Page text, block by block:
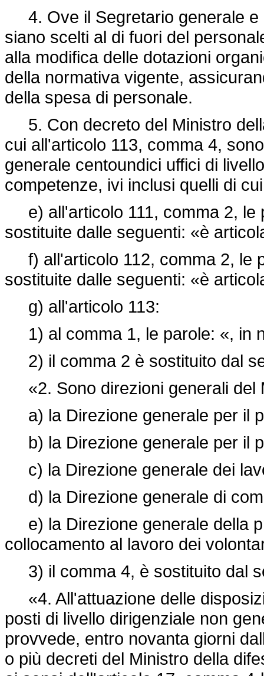
4. Ove il Segretario generale e
siano scelti al di fuori del
alla modifica delle dotazioni
della normativa vigente,
della spesa di personale.
5. Con decreto del Ministro
cui all'articolo 113, comma 4,
generale centoundici uffici di
competenze, ivi inclusi quelli di
e) all'articolo 111, comma 2, le
sostituite dalle seguenti: «è
f) all'articolo 112, comma 2, le
sostituite dalle seguenti: «è
g) all'articolo 113:
1) al comma 1, le parole: «, in
2) il comma 2 è sostituito dal
«2. Sono direzioni generali del
a) la Direzione generale per il
b) la Direzione generale per il
c) la Direzione generale dei
d) la Direzione generale di
e) la Direzione generale della
collocamento al lavoro dei
3) il comma 4, è sostituito dal
«4. All'attuazione delle
posti di livello dirigenziale non
provvede, entro novanta giorni
o più decreti del Ministro della